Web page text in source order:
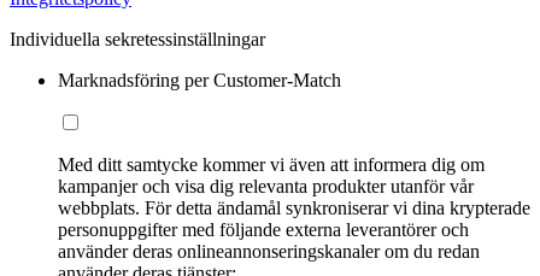
Individuella sekretessinställningar
Marknadsföring per Customer-Match
Med ditt samtycke kommer vi även att informera dig om
kampanjer och visa dig relevanta produkter utanför vår
webbplats. För detta ändamål synkroniserar vi dina krypterade
personuppgifter med följande externa leverantörer och
använder deras onlineannonseringskanaler om du redan